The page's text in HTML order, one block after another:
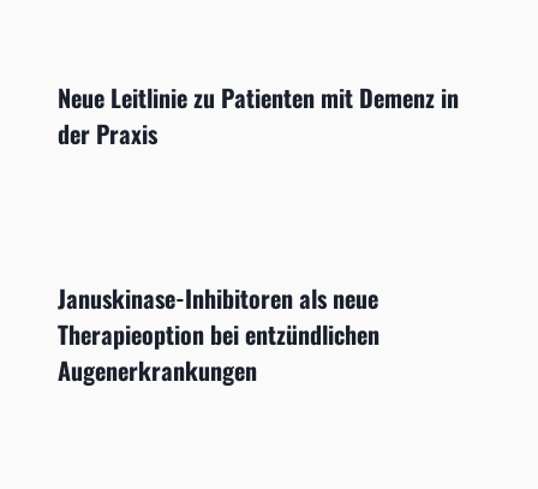
Neue Leitlinie zu Patienten mit Demenz in
der Praxis
Januskinase-Inhibitoren als neue
Therapieoption bei entzündlichen
Augenerkrankungen